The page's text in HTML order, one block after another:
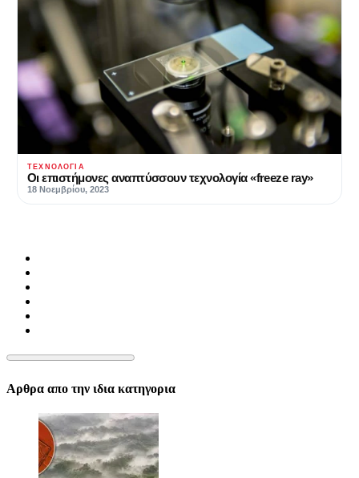
ΤΕΧΝΟΛΟΓΊΑ
Οι επιστήμονες αναπτύσσουν τεχνολογία «freeze ray»
18 Νοεμβρίου, 2023
Αρθρα απο την ιδια κατηγορια